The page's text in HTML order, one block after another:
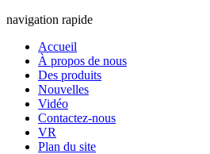
navigation rapide
Accueil
À propos de nous
Des produits
Nouvelles
Vidéo
Contactez-nous
VR
Plan du site